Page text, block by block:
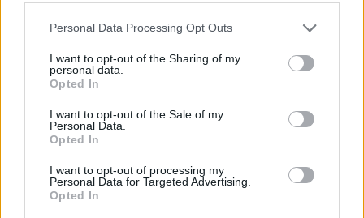
Personal Data Processing Opt Outs
I want to opt-out of the Sharing of my
personal data.
Opted In
I want to opt-out of the Sale of my
Personal Data.
Opted In
I want to opt-out of processing my
Personal Data for Targeted Advertising.
Opted In
Autore
Gianmarco Della Ragione